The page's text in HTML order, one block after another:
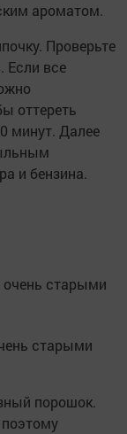
ароматом.
Проверьте
Если все
оттереть
минут. Далее
и бензина.
старыми
порошок.